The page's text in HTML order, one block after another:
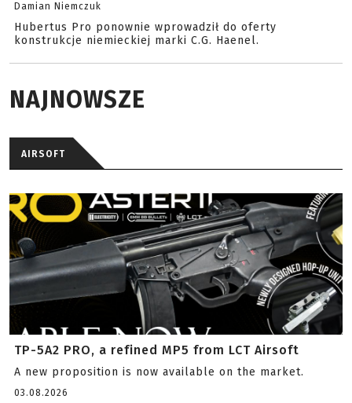
Damian Niemczuk
Hubertus Pro ponownie wprowadził do oferty
konstrukcje niemieckiej marki C.G. Haenel.
NAJNOWSZE
AIRSOFT
TP-5A2 PRO, a refined MP5 from LCT Airsoft
A new proposition is now available on the market.
03.08.2026